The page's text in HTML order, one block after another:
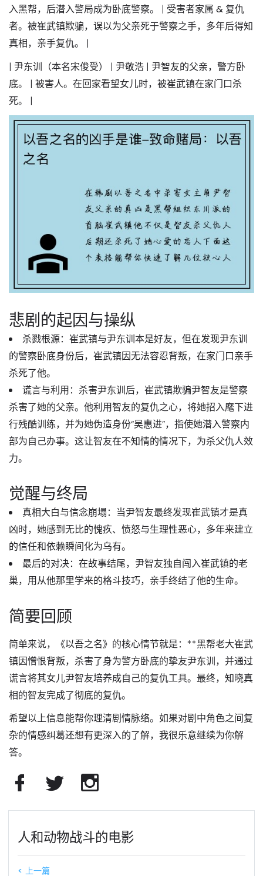
入黑帮，后潜入警局成为卧底警察。 | 受害者家属 & 复仇
者。被崔武镇欺骗，误以为父亲死于警察之手，多年后得知
真相，亲手复仇。 |
| 尹东训 （本名宋俊受） | 尹敬浩 | 尹智友的父亲，警方卧
底。 | 被害人。在回家看望女儿时，被崔武镇在家门口杀
死。 |
悲剧的起因与操纵
杀戮根源：崔武镇与尹东训本是好友，但在发现尹东训
的警察卧底身份后，崔武镇因无法容忍背叛，在家门口亲手
杀死了他。
谎言与利用：杀害尹东训后，崔武镇欺骗尹智友是警察
杀害了她的父亲。他利用智友的复仇之心，将她招入麾下进
行残酷训练，并为她伪造身份“吴惠进”，指使她潜入警察内
部为自己办事。这让智友在不知情的情况下，为杀父仇人效
力。
觉醒与终局
真相大白与信念崩塌：当尹智友最终发现崔武镇才是真
凶时，她感到无比的愧疚、愤怒与生理性恶心，多年来建立
的信任和依赖瞬间化为乌有。
最后的对决：在故事结尾，尹智友独自闯入崔武镇的老
巢，用从他那里学来的格斗技巧，亲手终结了他的生命。
简要回顾
简单来说，《以吾之名》的核心情节就是：**黑帮老大崔武
镇因憎恨背叛，杀害了身为警方卧底的挚友尹东训，并通过
谎言将其女儿尹智友培养成自己的复仇工具。最终，知晓真
相的智友完成了彻底的复仇。
希望以上信息能帮你理清剧情脉络。如果对剧中角色之间复
杂的情感纠葛还想有更深入的了解，我很乐意继续为你解
答。
人和动物战斗的电影
< 上一篇